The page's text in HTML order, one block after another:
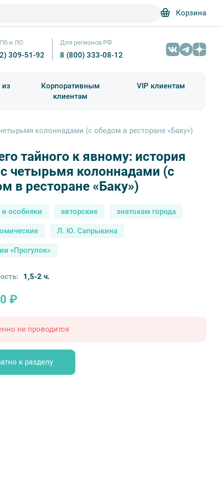
Корзина
и ЛО
309-51-92
Для регионов РФ
8 (800) 333-08-12
Корпоративным
клиентам
VIP клиентам
колоннадами (с обедом в ресторане «Баку»)
тайного к явному: история
четырьмя колоннадами (с
в ресторане «Баку»)
Закуски — Фото автора cottonbro: Pexels
особняки авторские знатокам города
Л. Ю. Сапрыкина
«Прогулок»
₽
1,5-2 ч.
не проводится
к разделу